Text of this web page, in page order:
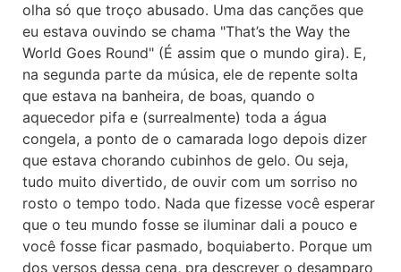
olha só que troço abusado. Uma das canções que
eu estava ouvindo se chama "That’s the Way the
World Goes Round" (É assim que o mundo gira). E,
na segunda parte da música, ele de repente solta
que estava na banheira, de boas, quando o
aquecedor pifa e (surrealmente) toda a água
congela, a ponto de o camarada logo depois dizer
que estava chorando cubinhos de gelo. Ou seja,
tudo muito divertido, de ouvir com um sorriso no
rosto o tempo todo. Nada que fizesse você esperar
que o teu mundo fosse se iluminar dali a pouco e
você fosse ficar pasmado, boquiaberto. Porque um
dos versos dessa cena, pra descrever o desamparo